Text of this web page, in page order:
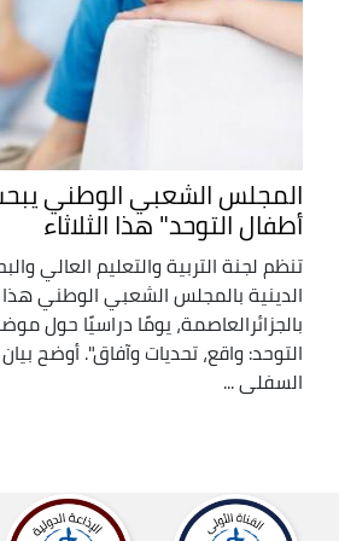
المجلس الشعبي الوطني
أطفال التوحد" هذا الثلاثاء
تنظم لجنة التربية والتعليم العالي
الدينية بالمجلس الشعبي الوطني هذا
بالجزائرالعاصمة، يومًا دراسيًا حول
التوحد: واقع، تحديات وآفاق". أوضح بيان
السفلى ...